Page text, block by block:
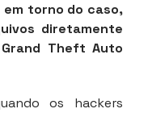
torno do caso,
diretamente
Theft Auto
os hackers